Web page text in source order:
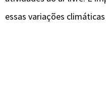
essas variações